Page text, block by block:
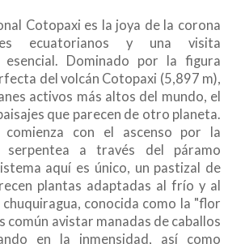
Cotopaxi es la joya de la corona
ecuatorianos y una visita
esencial. Dominado por la figura
del volcán Cotopaxi (5,897 m),
activos más altos del mundo, el
que parecen de otro planeta.
comienza con el ascenso por la
serpentea a través del páramo
aquí es único, un pastizal de
plantas adaptadas al frío y al
conocida como la "flor
común avistar manadas de caballos
en la inmensidad, así como